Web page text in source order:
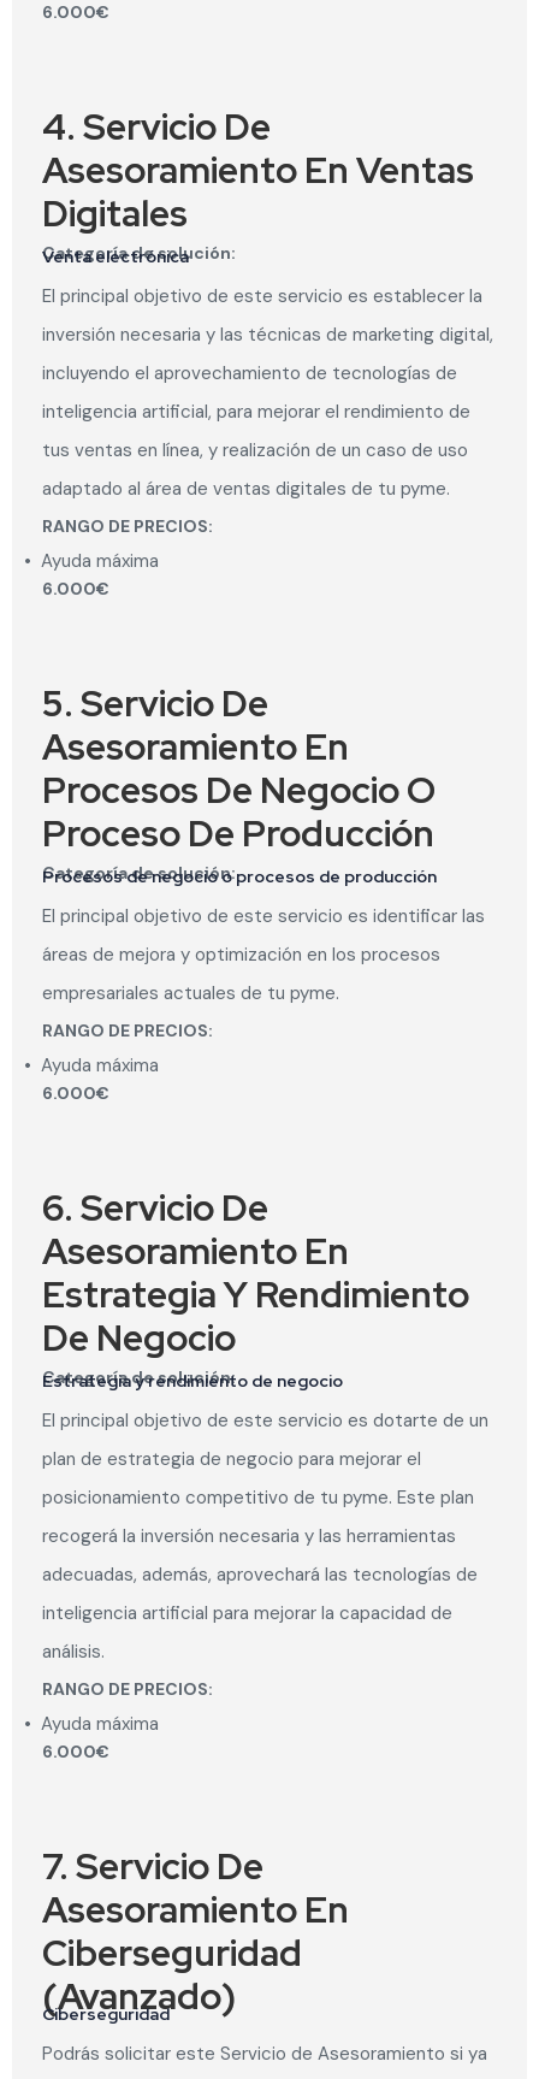
6.000€
4. Servicio De
Asesoramiento En Ventas
Digitales
Categoría de solución:
Venta electrónica
El principal objetivo de este servicio es establecer la
inversión necesaria y las técnicas de marketing digital,
incluyendo el aprovechamiento de tecnologías de
inteligencia artificial, para mejorar el rendimiento de
tus ventas en línea, y realización de un caso de uso
adaptado al área de ventas digitales de tu pyme.
RANGO DE PRECIOS:
• Ayuda máxima
6.000€
5. Servicio De
Asesoramiento En
Procesos De Negocio O
Proceso De Producción
Categoría de solución:
Procesos de negocio o procesos de producción
El principal objetivo de este servicio es identificar las
áreas de mejora y optimización en los procesos
empresariales actuales de tu pyme.
RANGO DE PRECIOS:
• Ayuda máxima
6.000€
6. Servicio De
Asesoramiento En
Estrategia Y Rendimiento
De Negocio
Categoría de solución:
Estrategia y rendimiento de negocio
El principal objetivo de este servicio es dotarte de un
plan de estrategia de negocio para mejorar el
posicionamiento competitivo de tu pyme. Este plan
recogerá la inversión necesaria y las herramientas
adecuadas, además, aprovechará las tecnologías de
inteligencia artificial para mejorar la capacidad de
análisis.
RANGO DE PRECIOS:
• Ayuda máxima
6.000€
7. Servicio De
Asesoramiento En
Ciberseguridad
(Avanzado)
Ciberseguridad
Podrás solicitar este Servicio de Asesoramiento si ya